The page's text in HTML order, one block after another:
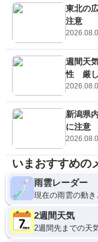
東北の
注意
週間天
性 厳し
新潟県
に注意
いまおすすめの
雨雲レーダー
現在の雨雲の動
2週間天気
2週間先までの天